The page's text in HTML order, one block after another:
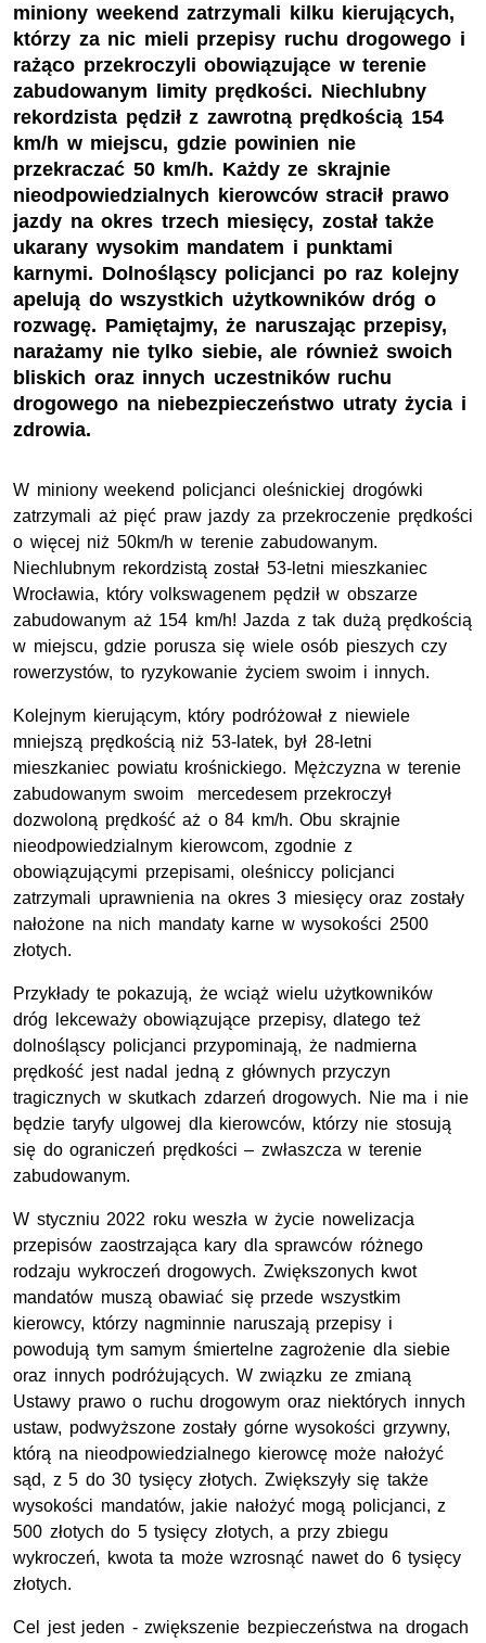
miniony weekend zatrzymali kilku kierujących,
którzy za nic mieli przepisy ruchu drogowego i
rażąco przekroczyli obowiązujące w terenie
zabudowanym limity prędkości. Niechlubny
rekordzista pędził z zawrotną prędkością 154
km/h w miejscu, gdzie powinien nie
przekraczać 50 km/h. Każdy ze skrajnie
nieodpowiedzialnych kierowców stracił prawo
jazdy na okres trzech miesięcy, został także
ukarany wysokim mandatem i punktami
karnymi. Dolnośląscy policjanci po raz kolejny
apelują do wszystkich użytkowników dróg o
rozwagę. Pamiętajmy, że naruszając przepisy,
narażamy nie tylko siebie, ale również swoich
bliskich oraz innych uczestników ruchu
drogowego na niebezpieczeństwo utraty życia i
zdrowia.
W miniony weekend policjanci oleśnickiej drogówki
zatrzymali aż pięć praw jazdy za przekroczenie prędkości
o więcej niż 50km/h w terenie zabudowanym.
Niechlubnym rekordzistą został 53-letni mieszkaniec
Wrocławia, który volkswagenem pędził w obszarze
zabudowanym aż 154 km/h! Jazda z tak dużą prędkością
w miejscu, gdzie porusza się wiele osób pieszych czy
rowerzystów, to ryzykowanie życiem swoim i innych.
Kolejnym kierującym, który podróżował z niewiele
mniejszą prędkością niż 53-latek, był 28-letni
mieszkaniec powiatu krośnickiego. Mężczyzna w terenie
zabudowanym swoim mercedesem przekroczył
dozwoloną prędkość aż o 84 km/h. Obu skrajnie
nieodpowiedzialnym kierowcom, zgodnie z
obowiązującymi przepisami, oleśniccy policjanci
zatrzymali uprawnienia na okres 3 miesięcy oraz zostały
nałożone na nich mandaty karne w wysokości 2500
złotych.
Przykłady te pokazują, że wciąż wielu użytkowników
dróg lekceważy obowiązujące przepisy, dlatego też
dolnośląscy policjanci przypominają, że nadmierna
prędkość jest nadal jedną z głównych przyczyn
tragicznych w skutkach zdarzeń drogowych. Nie ma i nie
będzie taryfy ulgowej dla kierowców, którzy nie stosują
się do ograniczeń prędkości – zwłaszcza w terenie
zabudowanym.
W styczniu 2022 roku weszła w życie nowelizacja
przepisów zaostrzająca kary dla sprawców różnego
rodzaju wykroczeń drogowych. Zwiększonych kwot
mandatów muszą obawiać się przede wszystkim
kierowcy, którzy nagminnie naruszają przepisy i
powodują tym samym śmiertelne zagrożenie dla siebie
oraz innych podróżujących. W związku ze zmianą
Ustawy prawo o ruchu drogowym oraz niektórych innych
ustaw, podwyższone zostały górne wysokości grzywny,
którą na nieodpowiedzialnego kierowcę może nałożyć
sąd, z 5 do 30 tysięcy złotych. Zwiększyły się także
wysokości mandatów, jakie nałożyć mogą policjanci, z
500 złotych do 5 tysięcy złotych, a przy zbiegu
wykroczeń, kwota ta może wzrosnąć nawet do 6 tysięcy
złotych.
Cel jest jeden - zwiększenie bezpieczeństwa na drogach